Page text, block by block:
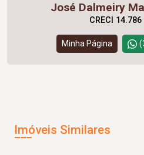
José Dalmeiry
CRECI
Minha Página
Imóveis Similares